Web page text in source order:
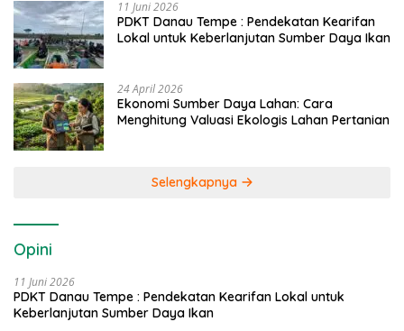
11 Juni 2026
PDKT Danau Tempe : Pendekatan Kearifan
Lokal untuk Keberlanjutan Sumber Daya Ikan
24 April 2026
Ekonomi Sumber Daya Lahan: Cara
Menghitung Valuasi Ekologis Lahan Pertanian
Selengkapnya
Opini
11 Juni 2026
PDKT Danau Tempe : Pendekatan Kearifan Lokal untuk
Keberlanjutan Sumber Daya Ikan